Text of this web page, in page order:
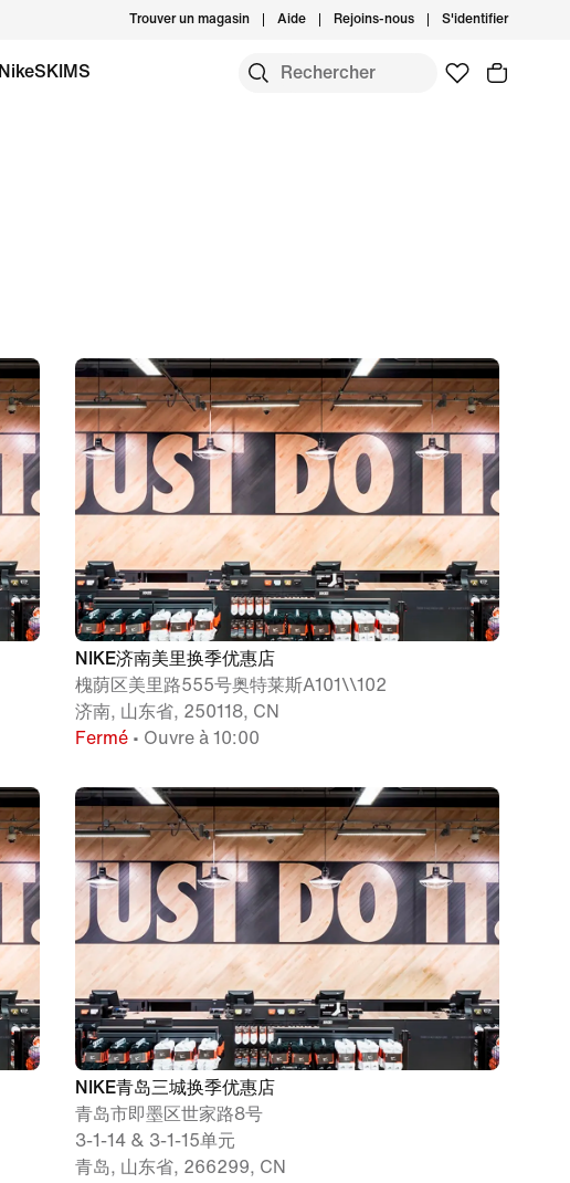
Trouver un magasin Aide Rejoins-nous S'identifier
NikeSKIMS
NIKE济南美里换季优惠店
槐荫区美里路555号奥特莱斯A101\\102
济南, 山东省, 250118, CN
Fermé • Ouvre à 10:00
NIKE青岛三城换季优惠店
青岛市即墨区世家路8号
3-1-14 & 3-1-15单元
青岛, 山东省, 266299, CN